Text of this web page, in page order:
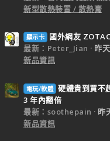
新型散熱裝置 / 散熱膏
顯示卡
國外網友
最新：Peter_Jian
昨
新品資訊
電玩/軟體 硬體貴到買不
3 年內翻倍
最新：soothepain
昨
新品資訊